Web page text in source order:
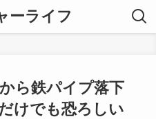
ーライフ
ら鉄パイプ落下
けでも恐ろしい